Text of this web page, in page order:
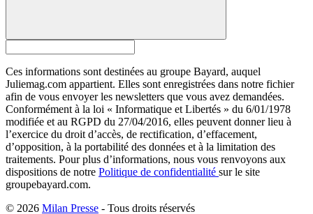
Ces informations sont destinées au groupe Bayard, auquel
Juliemag.com appartient. Elles sont enregistrées dans notre fichier
afin de vous envoyer les newsletters que vous avez demandées.
Conformément à la loi « Informatique et Libertés » du 6/01/1978
modifiée et au RGPD du 27/04/2016, elles peuvent donner lieu à
l’exercice du droit d’accès, de rectification, d’effacement,
d’opposition, à la portabilité des données et à la limitation des
traitements. Pour plus d’informations, nous vous renvoyons aux
dispositions de notre Politique de confidentialité sur le site
groupebayard.com.
© 2026 Milan Presse - Tous droits réservés